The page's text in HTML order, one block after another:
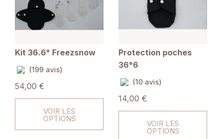
Kit 36.6° Freezsnow
(199 avis)
54,00 €
VOIR LES
OPTIONS
Protection poches
36°6
(10 avis)
14,00 €
VOIR LES
OPTIONS